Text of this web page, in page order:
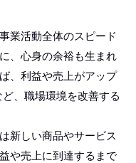
業活動全体のスピード
、心身の余裕も生まれ
、利益や売上がアップ
、職場環境を改善する
新しい商品やサービス
や売上に到達するまで